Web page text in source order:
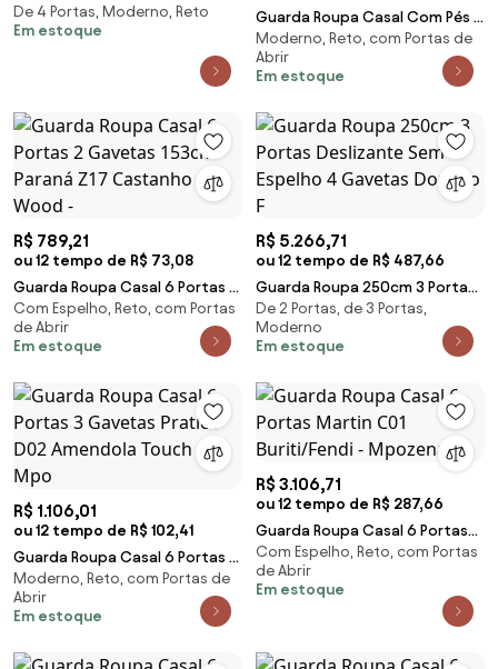
Gavetas Bilbão D02
Amendola/Off White -
De 4 Portas, Moderno, Reto
Em estoque
Guarda Roupa Casal Com Pés 6
Portas 6 Gavetas Atrice D02
Amendola Touc
Moderno, Reto, com Portas de
Abrir
Em estoque
R$ 789,21
ou 12 tempo de R$ 73,08
Guarda Roupa Casal 6 Portas 2
Gavetas 153cm Paraná Z17
Castanho Wood -
Com Espelho, Reto, com Portas
de Abrir
Em estoque
R$ 5.266,71
ou 12 tempo de R$ 487,66
Guarda Roupa 250cm 3 Portas
Deslizante Sem Espelho 4
Gavetas Doratto F
De 2 Portas, de 3 Portas,
Moderno
Em estoque
R$ 1.106,01
ou 12 tempo de R$ 102,41
Guarda Roupa Casal 6 Portas 3
Gavetas Pratico D02 Amendola
Touch - Mpo
Moderno, Reto, com Portas de
Abrir
Em estoque
R$ 3.106,71
ou 12 tempo de R$ 287,66
Guarda Roupa Casal 6 Portas
Martin C01 Buriti/Fendi -
Mpozenato
Com Espelho, Reto, com Portas
de Abrir
Em estoque